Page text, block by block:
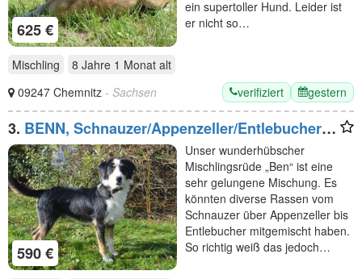
625 €
ein supertoller Hund. Leider ist
er nicht so…
Mischling 8 Jahre 1 Monat alt
09247 Chemnitz - Sachsen verifiziert gestern
3. BENN, Schnauzer/Appenzeller/Entlebucher
Mischling (kastriert) SGB 590,00 €
590 €
Unser wunderhübscher
Mischlingsrüde „Ben“ ist eine
sehr gelungene Mischung. Es
könnten diverse Rassen vom
Schnauzer über Appenzeller bis
Entlebucher mitgemischt haben.
So richtig weiß das jedoch…